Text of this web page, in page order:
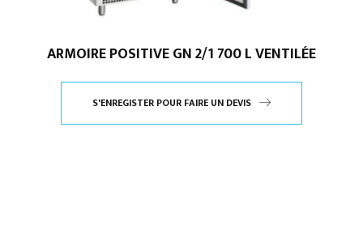
ARMOIRE POSITIVE GN 2/1 700 L VENTILÉE
S'ENREGISTER POUR FAIRE UN DEVIS